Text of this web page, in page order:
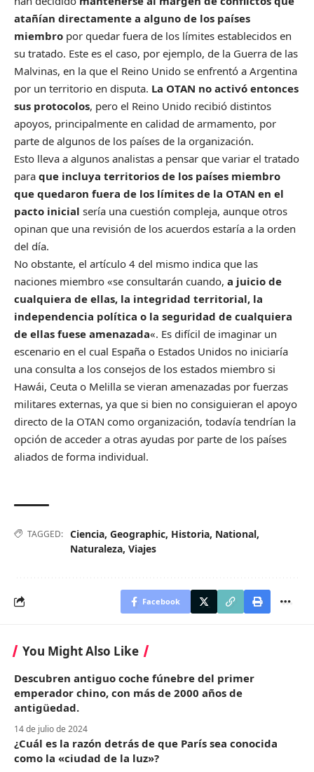
atañían directamente a alguno de los países
miembro por quedar fuera de los límites establecidos en
su tratado. Este es el caso, por ejemplo, de la Guerra de las
Malvinas, en la que el Reino Unido se enfrentó a Argentina
por un territorio en disputa. La OTAN no activó entonces
sus protocolos, pero el Reino Unido recibió distintos
apoyos, principalmente en calidad de armamento, por
parte de algunos de los países de la organización.
Esto lleva a algunos analistas a pensar que variar el tratado
para que incluya territorios de los países miembro
que quedaron fuera de los límites de la OTAN en el
pacto inicial sería una cuestión compleja, aunque otros
opinan que una revisión de los acuerdos estaría a la orden
del día.
No obstante, el artículo 4 del mismo indica que las
naciones miembro «se consultarán cuando, a juicio de
cualquiera de ellas, la integridad territorial, la
independencia política o la seguridad de cualquiera
de ellas fuese amenazada«. Es difícil de imaginar un
escenario en el cual España o Estados Unidos no iniciaría
una consulta a los consejos de los estados miembro si
Hawái, Ceuta o Melilla se vieran amenazadas por fuerzas
militares externas, ya que si bien no consiguieran el apoyo
directo de la OTAN como organización, todavía tendrían la
opción de acceder a otras ayudas por parte de los países
aliados de forma individual.
TAGGED: Ciencia, Geographic, Historia, National,
Naturaleza, Viajes
Facebook
You Might Also Like
Descubren antiguo coche fúnebre del primer
emperador chino, con más de 2000 años de
antigüedad.
14 de julio de 2024
¿Cuál es la razón detrás de que París sea conocida
como la «ciudad de la luz»?